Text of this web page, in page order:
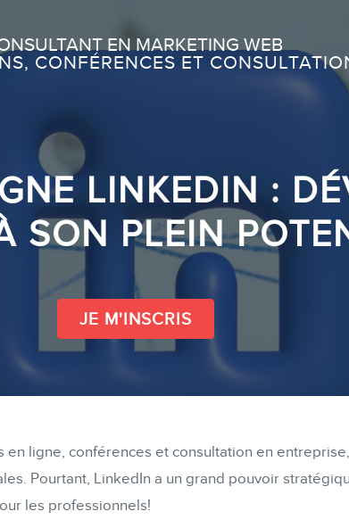
EN MARKETING WEB
CONFÉRENCES ET
À PROPOS
À propos
Équipe
SERVICES
Conférences
marketing en ligne
Consultations
web (SEO) et IA (GEO)
Ebooks
LINKEDIN :
SON PLEIN
JE M'INSCRIS
ligne, conférences et consultation en
Pourtant, LinkedIn a un grand pouvoir
les professionnels!